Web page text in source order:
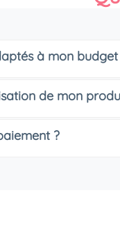
à mon budget
de mon
?